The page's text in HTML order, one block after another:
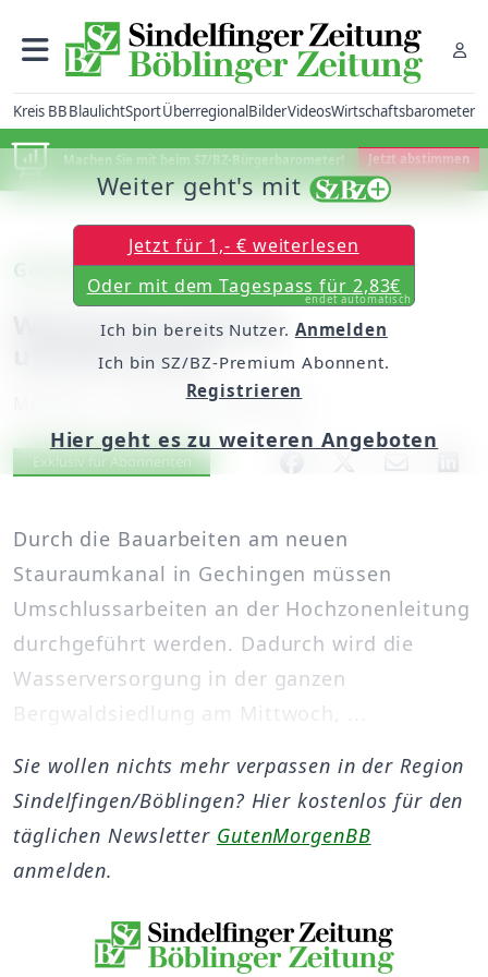
Kreis BBBlaulichtSportÜberregionalBilderVideosWirtschaftsbarometer
Machen Sie mit beim SZ/BZ-Bürgerbarometer! Jetzt abstimmen
Gechingen
Wasserversorgung
unterbrochen
Montag, 12. April 2010, 00:00 Uhr
Artikel vorlesen
Exklusiv für Abonnenten
Durch die Bauarbeiten am neuen
Stauraumkanal in Gechingen müssen
Umschlussarbeiten an der Hochzonenleitung
durchgeführt werden. Dadurch wird die
Wasserversorgung in der ganzen
Bergwaldsiedlung am Mittwoch, ...
Weiter geht's mit
Jetzt für 1,- € weiterlesen
Oder mit dem Tagespass für 2,83€
endet automatisch
Ich bin bereits Nutzer. Anmelden
Ich bin SZ/BZ-Premium Abonnent.
Registrieren
Hier geht es zu weiteren Angeboten
Sie wollen nichts mehr verpassen in der Region
Sindelfingen/Böblingen? Hier kostenlos für den
täglichen Newsletter GutenMorgenBB
anmelden.